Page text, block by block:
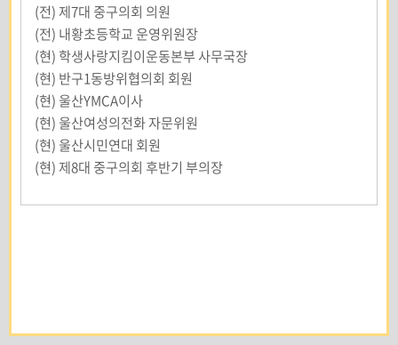
(전) 제7대 중구의회 의원
(전) 내황초등학교 운영위원장
(현) 학생사랑지킴이운동본부 사무국장
(현) 반구1동방위협의회 회원
(현) 울산YMCA이사
(현) 울산여성의전화 자문위원
(현) 울산시민연대 회원
(현) 제8대 중구의회 후반기 부의장